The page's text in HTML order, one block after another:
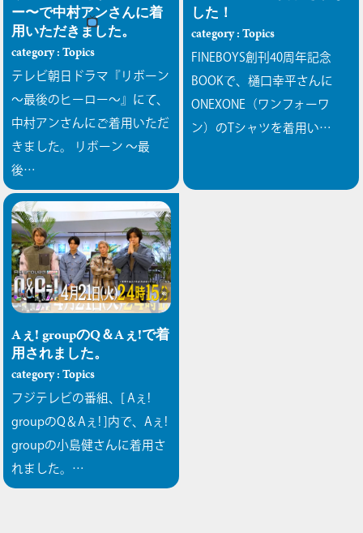
ー〜で中村アンさんに着
用いただきました。
category : Topics
テレビ朝日ドラマ『リボーン
〜最後のヒーロー〜』にて、
中村アンさんにご着用いただ
きました。
リボーン 〜最
後…
した！
category : Topics
FINEBOYS創刊40周年記念
BOOKで、樋口幸平さんに
ONEXONE（ワンフォーワ
ン）のTシャツを着用い…
Aぇ! groupのQ＆Aぇ!で着
用されました。
category : Topics
フジテレビの番組、[ Aぇ!
groupのQ＆Aぇ! ]内で、Aぇ!
groupの小島健さんに着用さ
れました。…